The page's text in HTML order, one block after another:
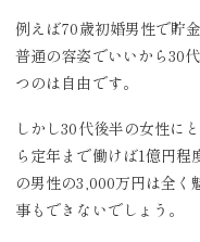
例えば70歳初婚男性で貯
普通の容姿でいいから30
つのは自由です。
しかし30代後半の女性に
ら定年まで働けば1億円
の男性の3,000万円は全く
事もできないでしょう。